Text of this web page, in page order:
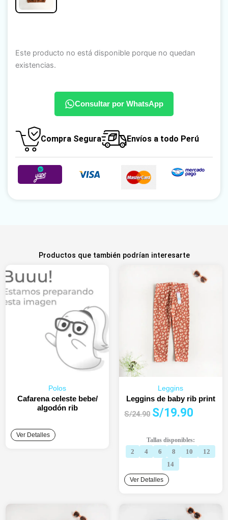
Este producto no está disponible porque no quedan
existencias.
Consultar por WhatsApp
Compra Segura Envíos a todo Perú
Productos que también podrían interesarte
Polos
Cafarena celeste bebe/
algodón rib
Ver Detalles
Leggins
Leggins de baby rib print
S/24.90
El
era:
S/24.90.
S/19.90
es:
S/19.90.
Tallas disponibles:
2 4 6 8 10
12
14
Ver Detalles